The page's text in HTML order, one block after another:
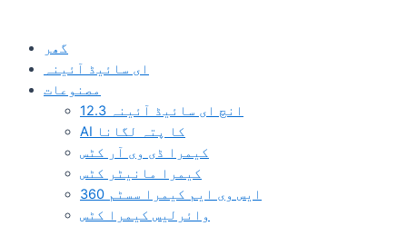
گھر
ای سائیڈ آئینہ
مصنوعات
12.3 انچ ای سائیڈ آئینہ
AI کا پتہ لگانا
کیمرا ڈی وی آر کٹس
کیمرا مانیٹر کٹس
360 ایس وی ایم کیمرا سسٹم
وائرلیس کیمرا کٹس